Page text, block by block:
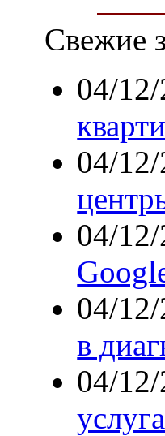
Свежие
04/
04/12/
04/
04/
в
04/